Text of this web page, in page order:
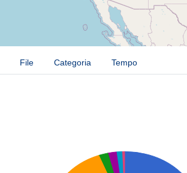
File Categoria Tempo